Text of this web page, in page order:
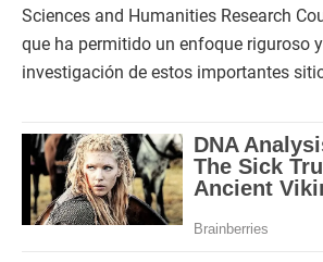
Sciences and Humanities Research
que ha permitido un enfoque riguroso
investigación de estos importantes